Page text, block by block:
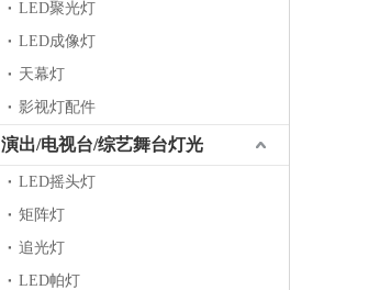
LED聚光灯
LED成像灯
天幕灯
影视灯配件
演出/电视台/综艺舞台灯光
LED摇头灯
矩阵灯
追光灯
LED帕灯